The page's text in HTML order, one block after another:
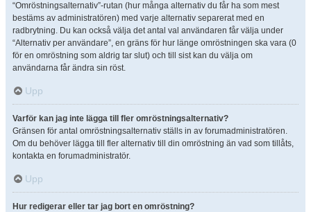
“Omröstningsalternativ”-rutan (hur många alternativ du får ha som mest
bestäms av administratören) med varje alternativ separerat med en
radbrytning. Du kan också välja det antal val användaren får välja under
“Alternativ per användare”, en gräns för hur länge omröstningen ska vara (0
för en omröstning som aldrig tar slut) och till sist kan du välja om
användarna får ändra sin röst.
Upp
Varför kan jag inte lägga till fler omröstningsalternativ?
Gränsen för antal omröstningsalternativ ställs in av forumadministratören.
Om du behöver lägga till fler alternativ till din omröstning än vad som tillåts,
kontakta en forumadministratör.
Upp
Hur redigerar eller tar jag bort en omröstning?